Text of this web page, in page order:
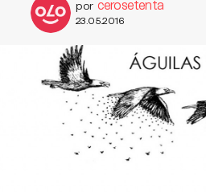
por cerosetenta
23.05.2016